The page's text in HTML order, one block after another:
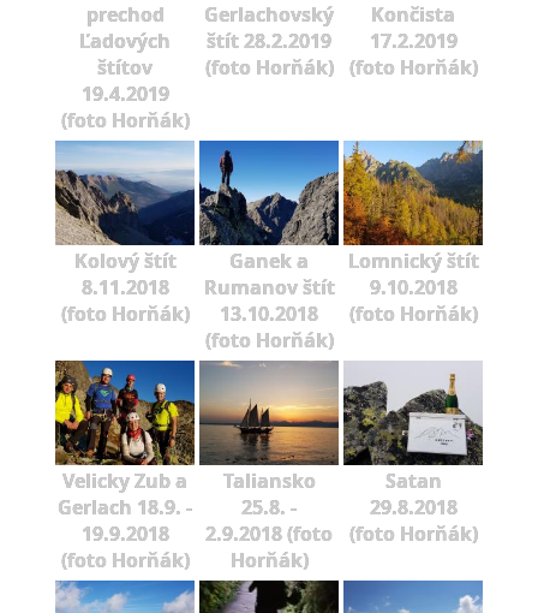
prechod
Ľadových
štítov
19.4.2019
(foto Horňák)
Gerlachovský
štít 28.2.2019
(foto Horňák)
Končista
17.2.2019
(foto Horňák)
Kolový štít
8.11.2018
(foto Horňák)
Ganek a
Rumanov štít
13.10.2018
(foto Horňák)
Lomnický štít
9.10.2018
(foto Horňák)
Velicky Zub a
Gerlach 18.9. -
19.9.2018
(foto Horňák)
Taliansko
25.8. -
2.9.2018 (foto
Horňák)
Satan
29.8.2018
(foto Horňák)